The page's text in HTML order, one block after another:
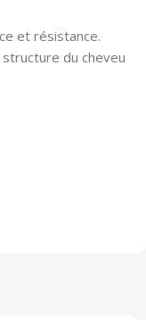
et résistance.
du cheveu